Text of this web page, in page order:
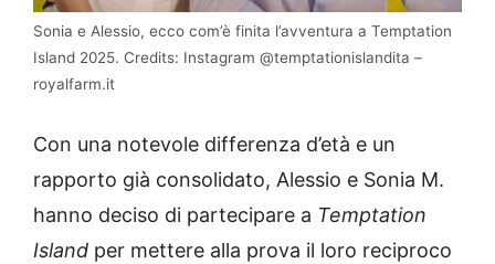
Sonia e Alessio, ecco com’è finita l’avventura a Temptation
Island 2025. Credits: Instagram @temptationislandita –
royalfarm.it
Con una notevole differenza d’età e un
rapporto già consolidato, Alessio e Sonia M.
hanno deciso di partecipare a Temptation
Island per mettere alla prova il loro reciproco